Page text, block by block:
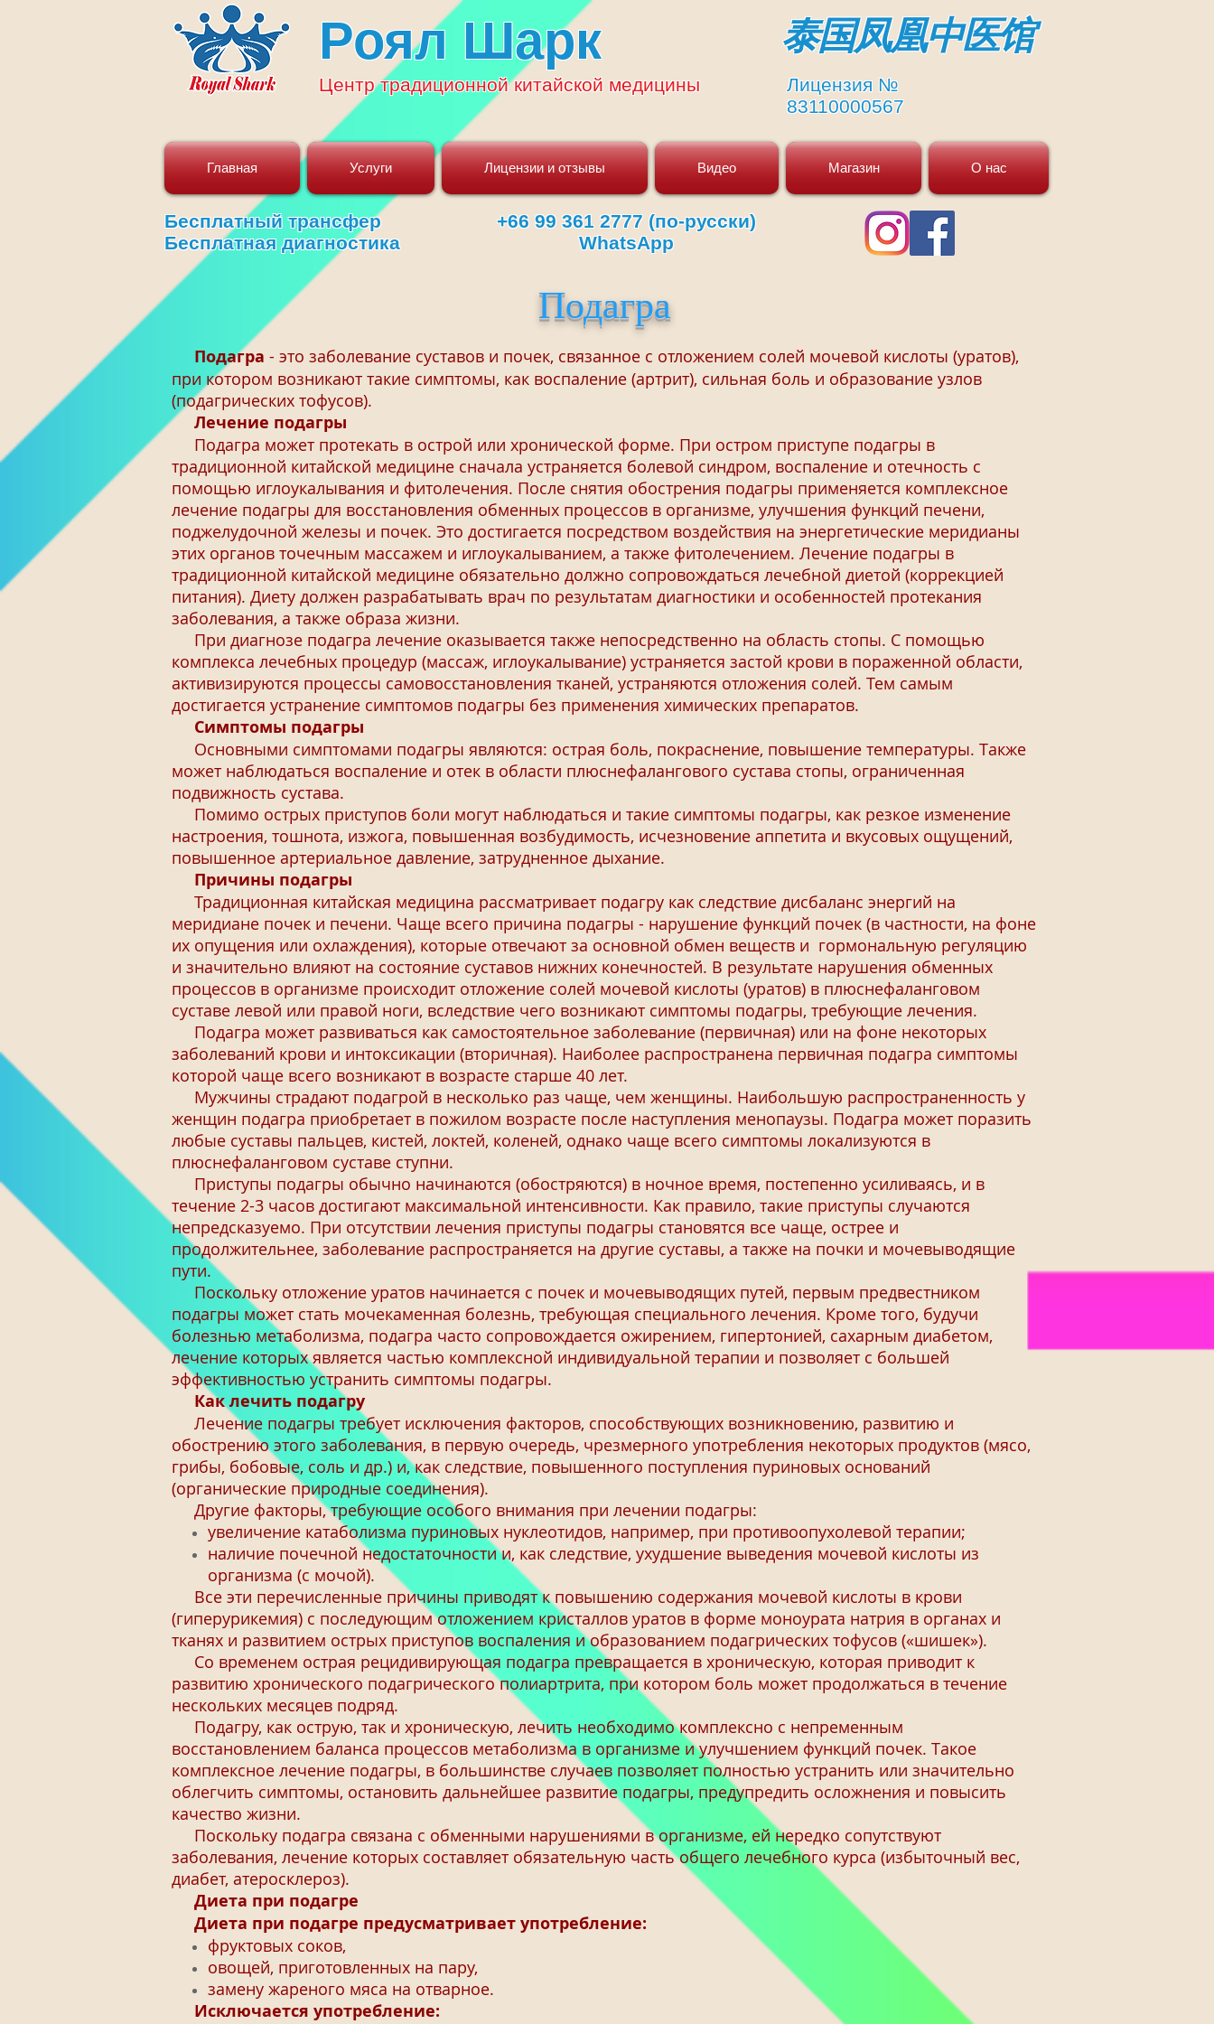
Роял Шарк
Центртрадиционнойкитайской медицины
​泰国凤凰中医馆
Лицензия №
83110000567
Главная Услуги Лицензии и отзывы Видео Магазин О нас
Бесплатный трансфер
Бесплатная диагностика
+66 99 361 2777 (по-русски)
WhatsApp
Подагра
Подагра - это заболевание суставов и почек, связанное с отложением солей мочевой кислоты (уратов),
при котором возникают такие симптомы, как воспаление (артрит), сильная боль и образование узлов
(подагрических тофусов).
Лечение подагры
Подагра может протекать в острой или хронической форме. При остром приступе подагры в
традиционной китайской медицине сначала устраняется болевой синдром, воспаление и отечность с
помощью иглоукалывания и фитолечения. После снятия обострения подагры применяется комплексное
лечение подагры для восстановления обменных процессов в организме, улучшения функций печени,
поджелудочной железы и почек. Это достигается посредством воздействия на энергетические меридианы
этих органов точечным массажем и иглоукалыванием, а также фитолечением. Лечение подагры в
традиционной китайской медицине обязательно должно сопровождаться лечебной диетой (коррекцией
питания). Диету должен разрабатывать врач по результатам диагностики и особенностей протекания
заболевания, а также образа жизни.
При диагнозе подагра лечение оказывается также непосредственно на область стопы. С помощью
комплекса лечебных процедур (массаж, иглоукалывание) устраняется застой крови в пораженной области,
активизируются процессы самовосстановления тканей, устраняются отложения солей. Тем самым
достигается устранение симптомов подагры без применения химических препаратов.
Симптомы подагры
Основными симптомами подагры являются: острая боль, покраснение, повышение температуры. Также
может наблюдаться воспаление и отек в области плюснефалангового сустава стопы, ограниченная
подвижность сустава.
Помимо острых приступов боли могут наблюдаться и такие симптомы подагры, как резкое изменение
настроения, тошнота, изжога, повышенная возбудимость, исчезновение аппетита и вкусовых ощущений,
повышенное артериальное давление, затрудненное дыхание.
Причины подагры
Традиционная китайская медицина рассматривает подагру как следствие дисбаланс энергий на
меридиане почек и печени. Чаще всего причина подагры - нарушение функций почек (в частности, на фоне
их опущения или охлаждения), которые отвечают за основной обмен веществ и гормональную регуляцию
и значительно влияют на состояние суставов нижних конечностей. В результате нарушения обменных
процессов в организме происходит отложение солей мочевой кислоты (уратов) в плюснефаланговом
суставе левой или правой ноги, вследствие чего возникают симптомы подагры, требующие лечения.
Подагра может развиваться как самостоятельное заболевание (первичная) или на фоне некоторых
заболеваний крови и интоксикации (вторичная). Наиболее распространена первичная подагра симптомы
которой чаще всего возникают в возрасте старше 40 лет.
Мужчины страдают подагрой в несколько раз чаще, чем женщины. Наибольшую распространенность у
женщин подагра приобретает в пожилом возрасте после наступления менопаузы. Подагра может поразить
любые суставы пальцев, кистей, локтей, коленей, однако чаще всего симптомы локализуются в
плюснефаланговом суставе ступни.
Приступы подагры обычно начинаются (обостряются) в ночное время, постепенно усиливаясь, и в
течение 2-3 часов достигают максимальной интенсивности. Как правило, такие приступы случаются
непредсказуемо. При отсутствии лечения приступы подагры становятся все чаще, острее и
продолжительнее, заболевание распространяется на другие суставы, а также на почки и мочевыводящие
пути.
Поскольку отложение уратов начинается с почек и мочевыводящих путей, первым предвестником
подагры может стать мочекаменная болезнь, требующая специального лечения. Кроме того, будучи
болезнью метаболизма, подагра часто сопровождается ожирением, гипертонией, сахарным диабетом,
лечение которых является частью комплексной индивидуальной терапии и позволяет с большей
эффективностью устранить симптомы подагры.
Как лечить подагру
Лечение подагры требует исключения факторов, способствующих возникновению, развитию и
обострению этого заболевания, в первую очередь, чрезмерного употребления некоторых продуктов (мясо,
грибы, бобовые, соль и др.) и, как следствие, повышенного поступления пуриновых оснований
(органические природные соединения).
Другие факторы, требующие особого внимания при лечении подагры:
увеличение катаболизма пуриновых нуклеотидов, например, при противоопухолевой терапии;
наличие почечной недостаточности и, как следствие, ухудшение выведения мочевой кислоты из
организма (с мочой).
Все эти перечисленные причины приводят к повышению содержания мочевой кислоты в крови
(гиперурикемия) с последующим отложением кристаллов уратов в форме моноурата натрия в органах и
тканях и развитием острых приступов воспаления и образованием подагрических тофусов («шишек»).
Со временем острая рецидивирующая подагра превращается в хроническую, которая приводит к
развитию хронического подагрического полиартрита, при котором боль может продолжаться в течение
нескольких месяцев подряд.
Подагру, как острую, так и хроническую, лечить необходимо комплексно с непременным
восстановлением баланса процессов метаболизма в организме и улучшением функций почек. Такое
комплексное лечение подагры, в большинстве случаев позволяет полностью устранить или значительно
облегчить симптомы, остановить дальнейшее развитие подагры, предупредить осложнения и повысить
качество жизни.
Поскольку подагра связана с обменными нарушениями в организме, ей нередко сопутствуют
заболевания, лечение которых составляет обязательную часть общего лечебного курса (избыточный вес,
диабет, атеросклероз).
Диета при подагре
Диета при подагре предусматривает употребление:
фруктовых соков,
овощей, приготовленных на пару,
замену жареного мяса на отварное.
Исключается употребление: